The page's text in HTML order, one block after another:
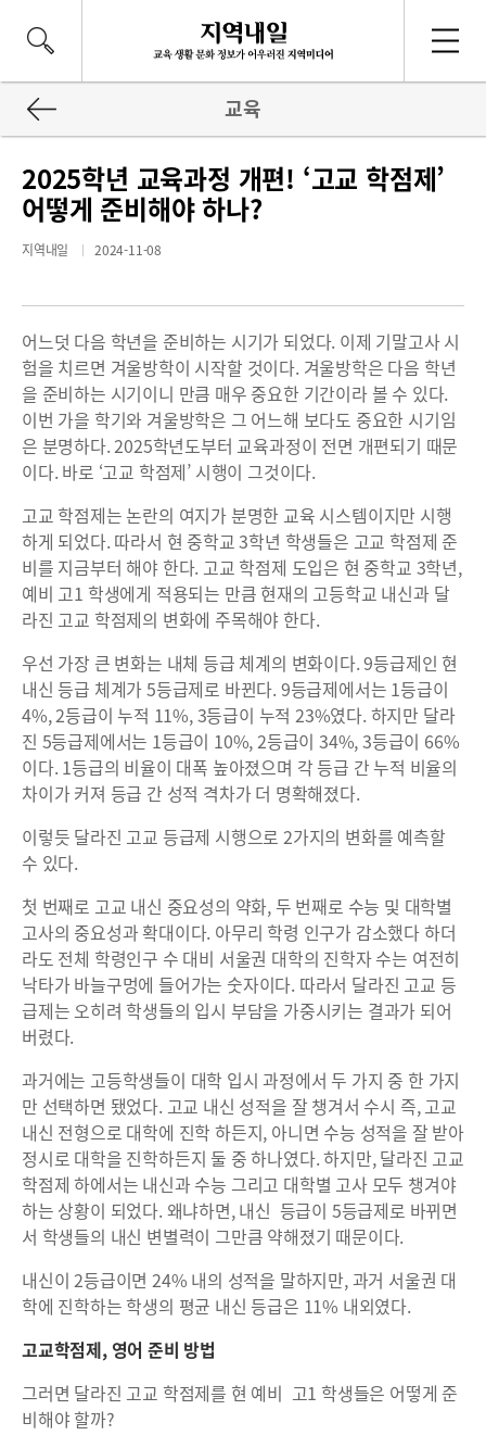
교육
2025학년 교육과정 개편! ‘고교 학점제’
어떻게 준비해야 하나?
지역내일 2024-11-08
어느덧 다음 학년을 준비하는 시기가 되었다. 이제 기말고사 시
험을 치르면 겨울방학이 시작할 것이다. 겨울방학은 다음 학년
을 준비하는 시기이니 만큼 매우 중요한 기간이라 볼 수 있다.
이번 가을 학기와 겨울방학은 그 어느해 보다도 중요한 시기임
은 분명하다. 2025학년도부터 교육과정이 전면 개편되기 때문
이다. 바로 ‘고교 학점제’ 시행이 그것이다.
고교 학점제는 논란의 여지가 분명한 교육 시스템이지만 시행
하게 되었다. 따라서 현 중학교 3학년 학생들은 고교 학점제 준
비를 지금부터 해야 한다. 고교 학점제 도입은 현 중학교 3학년,
예비 고1 학생에게 적용되는 만큼 현재의 고등학교 내신과 달
라진 고교 학점제의 변화에 주목해야 한다.
우선 가장 큰 변화는 내체 등급 체계의 변화이다. 9등급제인 현
내신 등급 체계가 5등급제로 바뀐다. 9등급제에서는 1등급이
4%, 2등급이 누적 11%, 3등급이 누적 23%였다. 하지만 달라
진 5등급제에서는 1등급이 10%, 2등급이 34%, 3등급이 66%
이다. 1등급의 비율이 대폭 높아졌으며 각 등급 간 누적 비율의
차이가 커져 등급 간 성적 격차가 더 명확해졌다.
이렇듯 달라진 고교 등급제 시행으로 2가지의 변화를 예측할
수 있다.
첫 번째로 고교 내신 중요성의 약화, 두 번째로 수능 및 대학별
고사의 중요성과 확대이다. 아무리 학령 인구가 감소했다 하더
라도 전체 학령인구 수 대비 서울권 대학의 진학자 수는 여전히
낙타가 바늘구멍에 들어가는 숫자이다. 따라서 달라진 고교 등
급제는 오히려 학생들의 입시 부담을 가중시키는 결과가 되어
버렸다.
과거에는 고등학생들이 대학 입시 과정에서 두 가지 중 한 가지
만 선택하면 됐었다. 고교 내신 성적을 잘 챙겨서 수시 즉, 고교
내신 전형으로 대학에 진학 하든지, 아니면 수능 성적을 잘 받아
정시로 대학을 진학하든지 둘 중 하나였다. 하지만, 달라진 고교
학점제 하에서는 내신과 수능 그리고 대학별 고사 모두 챙겨야
하는 상황이 되었다. 왜냐하면, 내신 등급이 5등급제로 바뀌면
서 학생들의 내신 변별력이 그만큼 약해졌기 때문이다.
내신이 2등급이면 24% 내의 성적을 말하지만, 과거 서울권 대
학에 진학하는 학생의 평균 내신 등급은 11% 내외였다.
고교학점제, 영어 준비 방법
그러면 달라진 고교 학점제를 현 예비 고1 학생들은 어떻게 준
비해야 할까?